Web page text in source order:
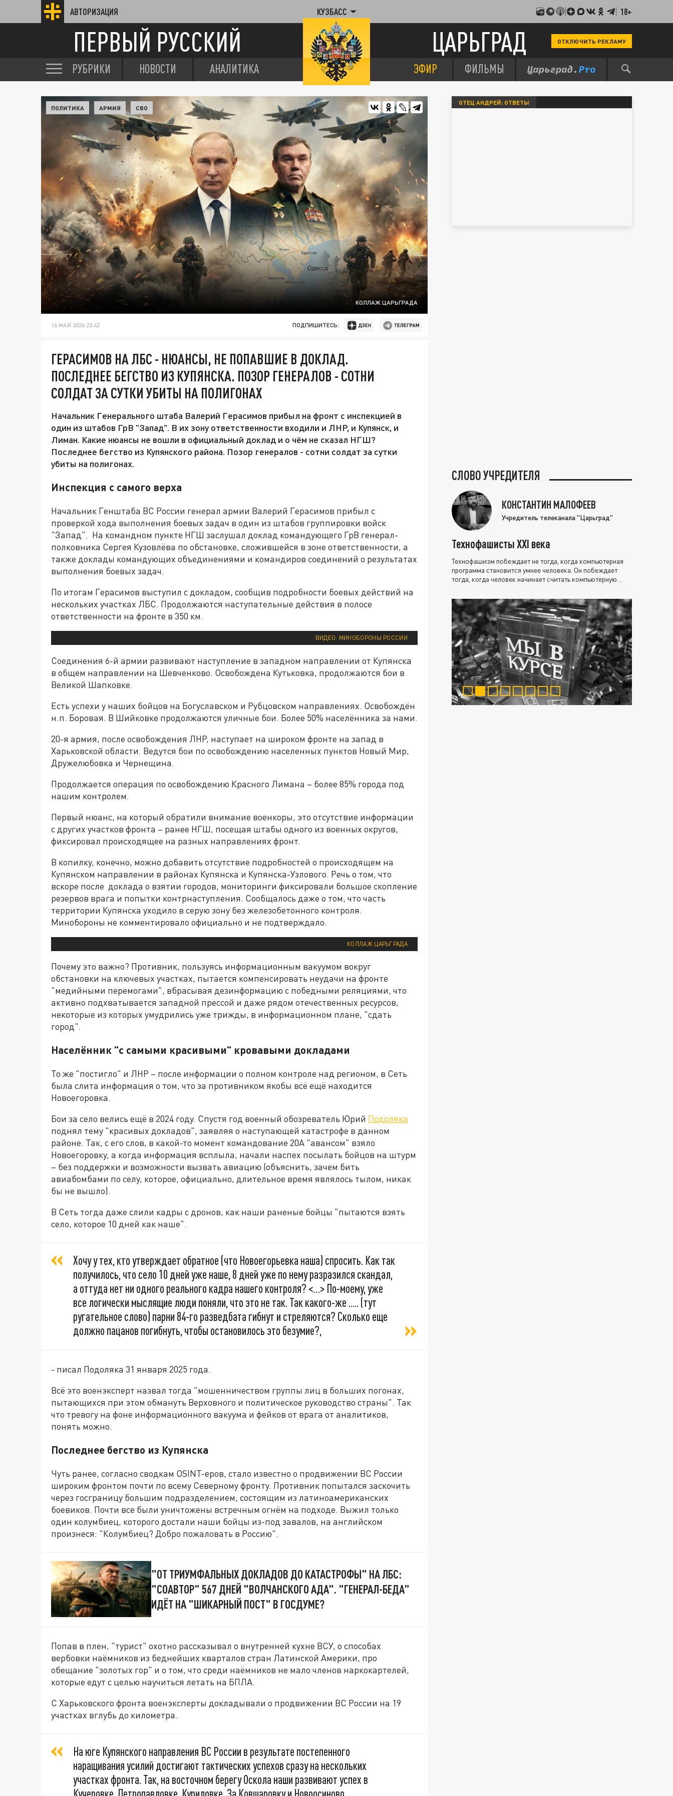
АВТОРИЗАЦИЯ КУЗБАСС 18+
ПЕРВЫЙ РУССКИЙ ЦАРЬГРАД ОТКЛЮЧИТЬ РЕКЛАМУ
РУБРИКИ НОВОСТИ АНАЛИТИКА ЭФИР ФИЛЬМЫ
КОЛЛАЖ ЦАРЬГРАДА
ПОЛИТИКА АРМИЯ СВО
16 МАЯ 2026 23:42 ПОДПИШИТЕСЬ:
ГЕРАСИМОВ НА ЛБС - НЮАНСЫ, НЕ ПОПАВШИЕ В ДОКЛАД.
ПОСЛЕДНЕЕ БЕГСТВО ИЗ КУПЯНСКА. ПОЗОР ГЕНЕРАЛОВ - СОТНИ
СОЛДАТ ЗА СУТКИ УБИТЫ НА ПОЛИГОНАХ
Начальник Генерального штаба Валерий Герасимов прибыл на фронт с инспекцией в
один из штабов ГрВ "Запад". В их зону ответственности входили и ЛНР, и Купянск, и
Лиман. Какие нюансы не вошли в официальный доклад и о чём не сказал НГШ?
Последнее бегство из Купянского района. Позор генералов - сотни солдат за сутки
убиты на полигонах.
Инспекция с самого верха
Начальник Генштаба ВС России генерал армии Валерий Герасимов прибыл с
проверкой хода выполнения боевых задач в один из штабов группировки войск
"Запад". На командном пункте НГШ заслушал доклад командующего ГрВ генерал-
полковника Сергея Кузовлёва по обстановке, сложившейся в зоне ответственности, а
также доклады командующих объединениями и командиров соединений о результатах
выполнения боевых задач.
По итогам Герасимов выступил с докладом, сообщив подробности боевых действий на
нескольких участках ЛБС. Продолжаются наступательные действия в полосе
ответственности на фронте в 350 км.
ВИДЕО: МИНОБОРОНЫ РОССИИ
Соединения 6-й армии развивают наступление в западном направлении от Купянска
в общем направлении на Шевченково. Освобождена Кутьковка, продолжаются бои в
Великой Шапковке.
Есть успехи у наших бойцов на Богуславском и Рубцовском направлениях. Освобождён
н.п. Боровая. В Шийковке продолжаются уличные бои. Более 50% населённика за нами.
20-я армия, после освобождения ЛНР, наступает на широком фронте на запад в
Харьковской области. Ведутся бои по освобождению населенных пунктов Новый Мир,
Дружелюбовка и Чернещина.
Продолжается операция по освобождению Красного Лимана – более 85% города под
нашим контролем.
Первый нюанс, на который обратили внимание военкоры, это отсутствие информации
с других участков фронта – ранее НГШ, посещая штабы одного из военных округов,
фиксировал происходящее на разных направлениях фронт.
В копилку, конечно, можно добавить отсутствие подробностей о происходящем на
Купянском направлении в районах Купянска и Купянска-Узлового. Речь о том, что
вскоре после доклада о взятии городов, мониторинги фиксировали большое скопление
резервов врага и попытки контрнаступления. Сообщалось даже о том, что часть
территории Купянска уходило в серую зону без железобетонного контроля.
Минобороны не комментировало официально и не подтверждало.
КОЛЛАЖ ЦАРЬГРАДА
Почему это важно? Противник, пользуясь информационным вакуумом вокруг
обстановки на ключевых участках, пытается компенсировать неудачи на фронте
"медийными перемогами", вбрасывая дезинформацию с победными реляциями, что
активно подхватывается западной прессой и даже рядом отечественных ресурсов,
некоторые из которых умудрились уже трижды, в информационном плане, "сдать
город".
Населённик "с самыми красивыми" кровавыми докладами
То же "постигло" и ЛНР – после информации о полном контроле над регионом, в Сеть
была слита информация о том, что за противником якобы всё ещё находится
Новоегоровка.
Бои за село велись ещё в 2024 году. Спустя год военный обозреватель Юрий Подоляка
поднял тему "красивых докладов", заявляя о наступающей катастрофе в данном
районе. Так, с его слов, в какой-то момент командование 20А "авансом" взяло
Новоегоровку, а когда информация всплыла, начали наспех посылать бойцов на штурм
– без поддержки и возможности вызвать авиацию (объяснить, зачем бить
авиабомбами по селу, которое, официально, длительное время являлось тылом, никак
бы не вышло).
В Сеть тогда даже слили кадры с дронов, как наши раненые бойцы "пытаются взять
село, которое 10 дней как наше".
Хочу у тех, кто утверждает обратное (что Новоегорьевка наша) спросить. Как так
получилось, что село 10 дней уже наше, 8 дней уже по нему разразился скандал,
а оттуда нет ни одного реального кадра нашего контроля? <…> По-моему, уже
все логически мыслящие люди поняли, что это не так. Так какого-же ..... (тут
ругательное слово) парни 84-го разведбата гибнут и стреляются? Сколько еще
должно пацанов погибнуть, чтобы остановилось это безумие?,
- писал Подоляка 31 января 2025 года.
Всё это военэксперт назвал тогда "мошенничеством группы лиц в больших погонах,
пытающихся при этом обмануть Верховного и политическое руководство страны". Так
что тревогу на фоне информационного вакуума и фейков от врага от аналитиков,
понять можно.
Последнее бегство из Купянска
Чуть ранее, согласно сводкам OSINT-еров, стало известно о продвижении ВС России
широким фронтом почти по всему Северному фронту. Противник попытался заскочить
через госграницу большим подразделением, состоящим из латиноамериканских
боевиков. Почти все были уничтожены встречным огнём на подходе. Выжил только
один колумбиец, которого достали наши бойцы из-под завалов, на английском
произнеся: "Колумбиец? Добро пожаловать в Россию".
"ОТ ТРИУМФАЛЬНЫХ ДОКЛАДОВ ДО КАТАСТРОФЫ" НА ЛБС:
"СОАВТОР" 567 ДНЕЙ "ВОЛЧАНСКОГО АДА". "ГЕНЕРАЛ-БЕДА"
ИДЁТ НА "ШИКАРНЫЙ ПОСТ" В ГОСДУМЕ?
Попав в плен, "турист" охотно рассказывал о внутренней кухне ВСУ, о способах
вербовки наёмников из беднейших кварталов стран Латинской Америки, про
обещание "золотых гор" и о том, что среди наёмников не мало членов наркокартелей,
которые едут с целью научиться летать на БПЛА.
С Харьковского фронта военэксперты докладывали о продвижении ВС России на 19
участках вглубь до километра.
На юге Купянского направления ВС России в результате постепенного
наращивания усилий достигают тактических успехов сразу на нескольких
участках фронта. Так, на восточном берегу Оскола наши развивают успех в
ОТЕЦ АНДРЕЙ: ОТВЕТЫ
СЛОВО УЧРЕДИТЕЛЯ
КОНСТАНТИН МАЛОФЕЕВ
Учредитель телеканала "Царьград"
Технофашисты XXI века
Технофашизм побеждает не тогда, когда компьютерная
программа становится умнее человека. Он побеждает
тогда, когда человек начинает считать компьютерную